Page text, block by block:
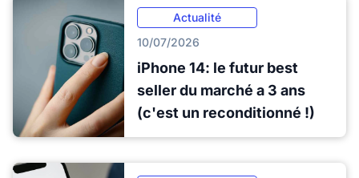
Actualité
10/07/2026
iPhone 14: le futur best
seller du marché a 3 ans
(c'est un reconditionné !)